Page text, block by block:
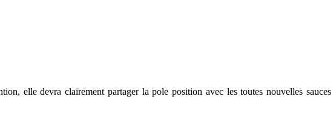
elle devra clairement partager la pole position avec les toutes nouvelles sauces